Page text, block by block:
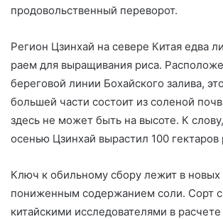
продовольственный переворот.
Регион Цзинхай на севере Китая едва
раем для выращивания риса.
береговой линии Бохайского залива,
большей части состоит из соленой
здесь не может быть на высоте. К
осенью Цзинхай вырастил 100 гектаров
Ключ к обильному сбору лежит в новых
пониженным содержанием соли. Сорт
китайскими исследователями в расчете